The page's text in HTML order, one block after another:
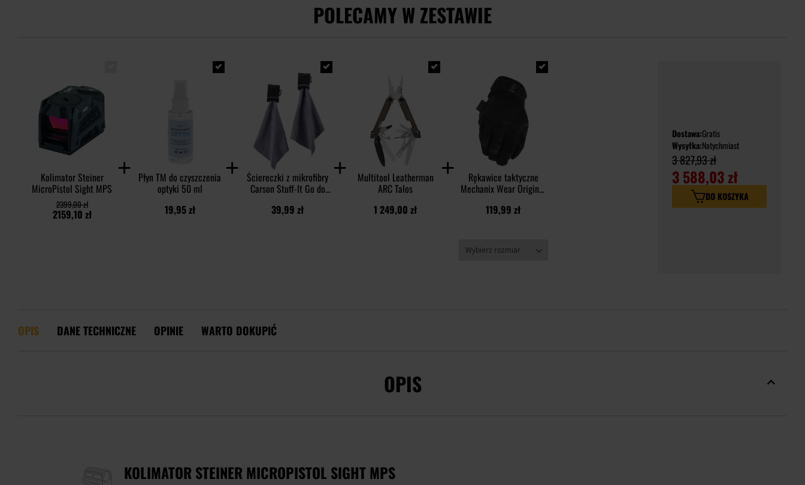
POLECAMY W ZESTAWIE
Kolimator Steiner
MicroPistol Sight MPS
2159,10 zł
2399,00 zł
Płyn TM do czyszczenia
optyki 50 ml
19,95 zł
Ściereczki z mikrofibry
Carson Stuff-It Go do
pak
39,99 zł
Multitool Leatherman
ARC Talos
1 249,00 zł
Rękawice taktyczne
Mechanix Wear Original
119,99 zł
Dostawa:Gratis
Wysyłka:Natychmiast
3 827,93 zł
3 588,03 zł
DO KOSZYKA
OPIS DANE TECHNICZNE OPINIE WARTO DOKUPIĆ
OPIS
KOLIMATOR STEINER MICROPISTOL SIGHT MPS